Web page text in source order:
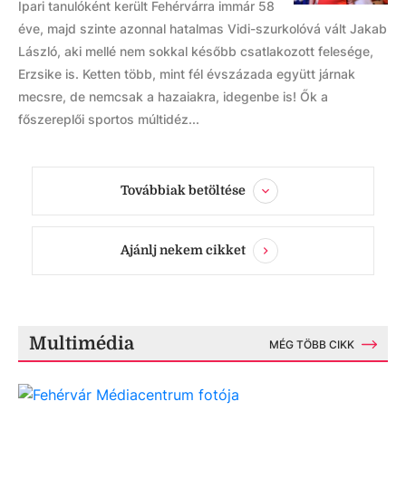
Ipari tanulóként került Fehérvárra immár 58
éve, majd szinte azonnal hatalmas Vidi-szurkolóvá vált Jakab
László, aki mellé nem sokkal később csatlakozott felesége,
Erzsike is. Ketten több, mint fél évszázada együtt járnak
mecsre, de nemcsak a hazaiakra, idegenbe is! Ők a
főszereplői sportos múltidéz...
Továbbiak betöltése
Ajánlj nekem cikket
Multimédia MÉG TÖBB CIKK